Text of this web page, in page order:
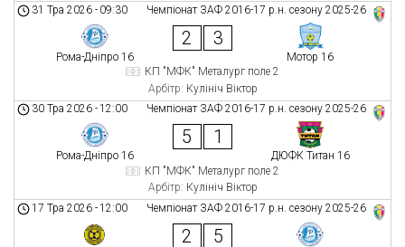
Чемпіонат ЗАФ 2016-17 р.н. сезону 2025-26
31 Тра 2026 - 09:30
Рома-Дніпро 16
2 3
Мотор 16
КП "МФК" Металург поле 2
Арбітр: Кулініч Віктор
Чемпіонат ЗАФ 2016-17 р.н. сезону 2025-26
30 Тра 2026 -12:00
Рома-Дніпро 16
5 1
ДЮФК Титан 16
КП "МФК" Металург поле 2
Арбітр: Кулініч Віктор
Чемпіонат ЗАФ 2016-17 р.н. сезону 2025-26
17 Тра 2026 -12:00
2 5